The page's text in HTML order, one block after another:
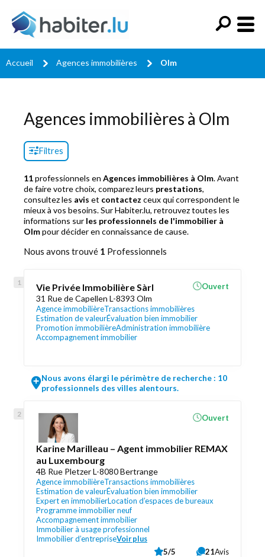
Accueil Agences immobilières Olm
Agences immobilières à Olm
Filtres
11professionnels en Agences immobilières à Olm. Avant
de faire votre choix, comparez leurs prestations,
consultez les avis et contactez ceux qui correspondent le
mieux à vos besoins. Sur Habiter.lu, retrouvez toutes les
informations sur les professionnels de l'immobilier à
Olmpour décider en connaissance de cause.
Nous avons trouvé 1 Professionnels
Vie Privée Immobilière Sàrl
31 Rue de Capellen L-8393 Olm
Agence immobilièreTransactions immobilières
Estimation de valeurÉvaluation bien immobilier
Promotion immobilièreAdministration immobilière
Accompagnement immobilier
Ouvert
Nous avons élargi le périmètre de recherche : 10
professionnels des villes alentours.
Karine Marilleau – Agent immobilier REMAX
au Luxembourg
4B Rue Pletzer L-8080 Bertrange
Agence immobilièreTransactions immobilières
Estimation de valeurÉvaluation bien immobilier
Expert en immobilierLocation d’espaces de bureaux
Programme immobilier neuf
Accompagnement immobilier
Immobilier à usage professionnel
Immobilier d’entrepriseVoir plus
Ouvert
5/5 21Avis